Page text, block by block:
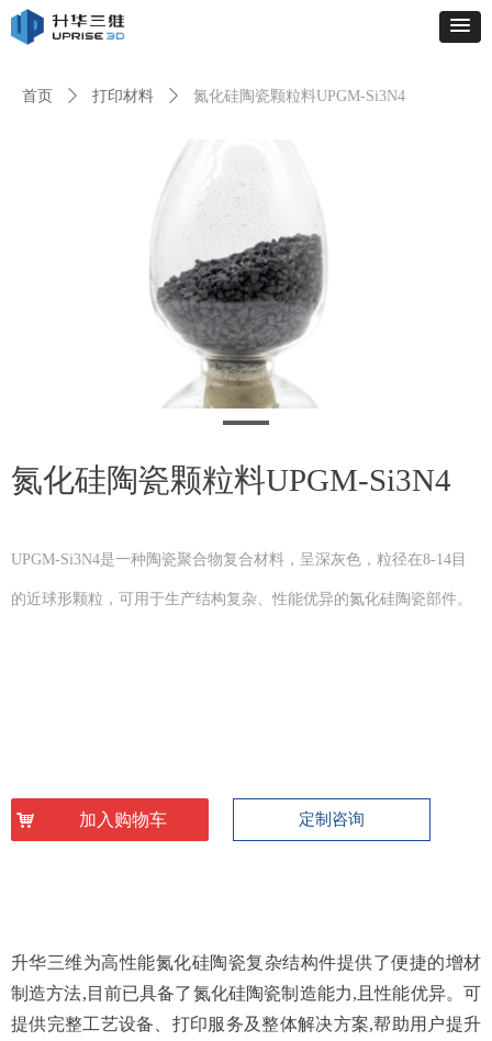
首页 ꄲ 打印材料 ꄲ 氮化硅陶瓷颗粒料UPGM-Si3N4
氮化硅陶瓷颗粒料UPGM-Si3N4
UPGM-Si3N4是一种陶瓷聚合物复合材料，呈深灰色，粒径在8-14目
的近球形颗粒，可用于生产结构复杂、性能优异的氮化硅陶瓷部件。
升华三维为高性能氮化硅陶瓷复杂结构件提供了便捷的增材
制造方法,目前已具备了氮化硅陶瓷制造能力,且性能优异。可
提供完整工艺设备、打印服务及整体解决方案,帮助用户提升
낙 加入购物车 定制咨询